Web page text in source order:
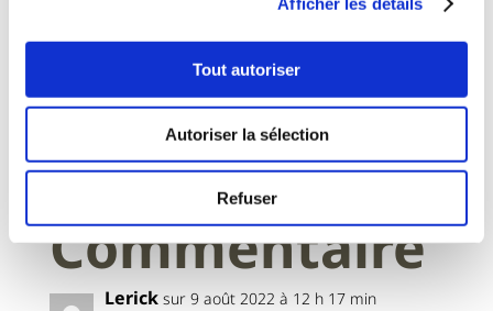
Tout autoriser
Autoriser la sélection
Refuser
1
Commentaire
Lerick sur 9 août 2022 à 12 h 17 min